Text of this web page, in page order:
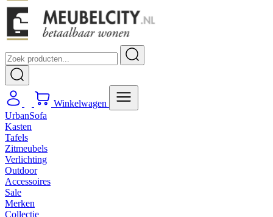
Winkelwagen
UrbanSofa
Kasten
Tafels
Zitmeubels
Verlichting
Outdoor
Accessoires
Sale
Merken
Collectie